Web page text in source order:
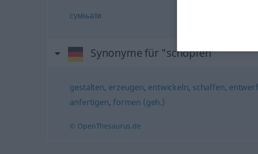
сумњати
Synonyme für "schöpfen"
gestalten, erzeugen, entwickeln, schaffen,
anfertigen,formen (geh.)
© OpenThesaurus.de